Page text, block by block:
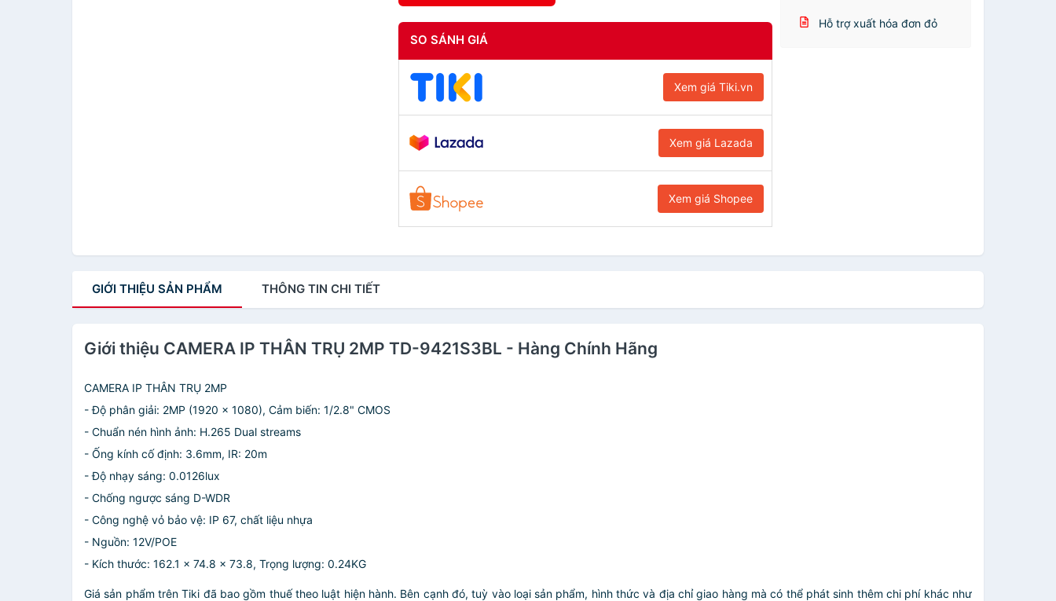
SO SÁNH GIÁ
Xem giá Tiki.vn
Xem giá Lazada
Xem giá Shopee
Hỗ trợ xuất hóa đơn đỏ
GIỚI THIỆU SẢN PHẨM THÔNG TIN CHI TIẾT
Giới thiệu CAMERA IP THÂN TRỤ 2MP TD-9421S3BL - Hàng Chính Hãng
CAMERA IP THÂN TRỤ 2MP
- Độ phân giải: 2MP (1920 × 1080), Cảm biến: 1/2.8" CMOS
- Chuẩn nén hình ảnh: H.265 Dual streams
- Ống kính cố định: 3.6mm, IR: 20m
- Độ nhạy sáng: 0.0126lux
- Chống ngược sáng D-WDR
- Công nghệ vỏ bảo vệ: IP 67, chất liệu nhựa
- Nguồn: 12V/POE
- Kích thước: 162.1 × 74.8 × 73.8, Trọng lượng: 0.24KG
Giá sản phẩm trên Tiki đã bao gồm thuế theo luật hiện hành. Bên cạnh đó, tuỳ vào loại sản phẩm, hình thức và địa chỉ giao hàng mà có thể phát sinh thêm chi phí khác như